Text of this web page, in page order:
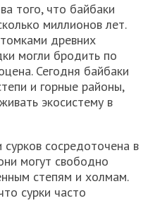
того, что байбаки
миллионов лет.
древних
могли бродить по
Сегодня байбаки
и горные районы,
экосистему в
сосредоточена в
могут свободно
степям и холмам.
сурки часто